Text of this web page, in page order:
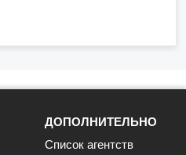
ДОПОЛНИТЕЛЬНО
Список агентств